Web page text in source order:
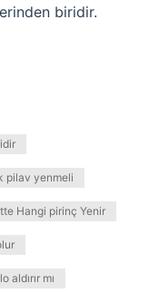
biridir.
pilav yenmeli
Hangi pirinç Yenir
mı